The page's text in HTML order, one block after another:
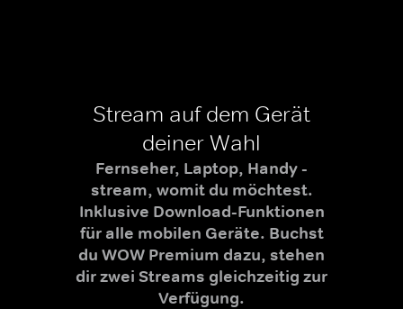
Stream auf dem Gerät
deiner Wahl
Fernseher, Laptop, Handy -
stream, womit du möchtest.
Inklusive Download-Funktionen
für alle mobilen Geräte. Buchst
du WOW Premium dazu, stehen
dir zwei Streams gleichzeitig zur
Verfügung.